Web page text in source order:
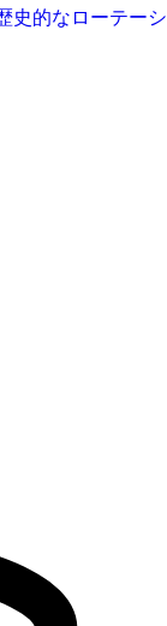
史的なローテーシ